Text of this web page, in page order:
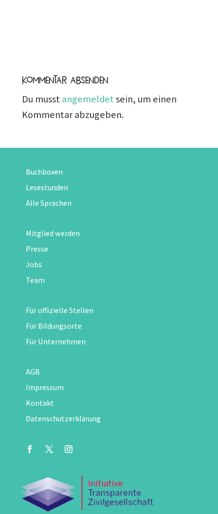
Kommentar absenden
Du musstangemeldetsein, um einen
Kommentar abzugeben.
Buchboxen
Lesestunden
Alle Sprachen
Mitglied werden
Presse
Jobs
Team
Für offizielle Stellen
Für Bildungsorte
Für Unternehmen
AGB
Impressum
Kontakt
Datenschutzerklärung